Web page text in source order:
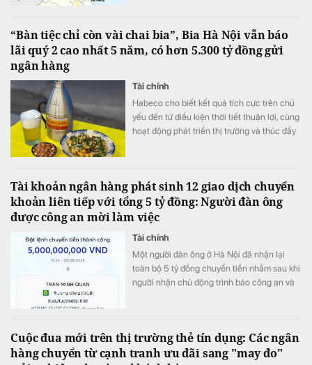
“Bàn tiệc chỉ còn vài chai bia”, Bia Hà Nội vẫn báo
lãi quý 2 cao nhất 5 năm, có hơn 5.300 tỷ đồng gửi
ngân hàng
Tài chính
Habeco cho biết kết quả tích cực trên chủ
yếu đến từ điều kiện thời tiết thuận lợi, cùng
hoạt động phát triển thị trường và thúc đẩy
Tài khoản ngân hàng phát sinh 12 giao dịch chuyển
khoản liên tiếp với tổng 5 tỷ đồng: Người đàn ông
được công an mời làm việc
Tài chính
Một người đàn ông ở Hà Nội đã nhận lại
toàn bộ 5 tỷ đồng chuyển tiền nhầm sau khi
người nhận chủ động trình báo công an và
Cuộc đua mới trên thị trường thẻ tín dụng: Các ngân
hàng chuyển từ cạnh tranh ưu đãi sang "may đo"